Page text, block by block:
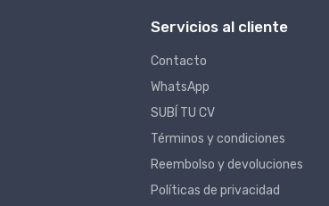
Servicios al cliente
Contacto
WhatsApp
SUBÍ TU CV
Términos y condiciones
Reembolso y devoluciones
Políticas de privacidad